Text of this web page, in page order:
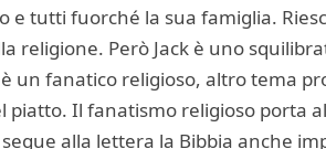
e tutti fuorché la sua famiglia.
religione. Però Jack è uno
un fanatico religioso, altro tema
Il fanatismo religioso porta
alla lettera la Bibbia anche